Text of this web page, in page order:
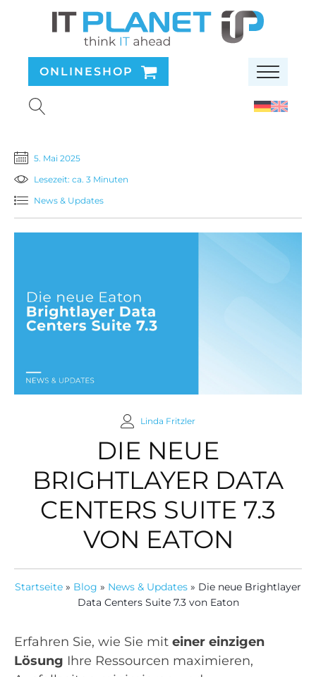
ONLINESHOP
5. Mai 2025
Lesezeit: ca. 3 Minuten
News & Updates
Linda Fritzler
DIE NEUE
BRIGHTLAYER DATA
CENTERS SUITE 7.3
VON EATON
Startseite » Blog » News & Updates » Die neue Brightlayer
Data Centers Suite 7.3 von Eaton
Erfahren Sie, wie Sie mit einer einzigen
Lösung Ihre Ressourcen maximieren,